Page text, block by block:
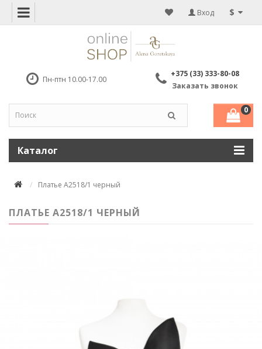
$
Вход
Пн-птн 10.00-17.00
+375 (33) 333-80-08
Заказать звонок
0
Каталог
Платье А2518/1 черный
ПЛАТЬЕ А2518/1 ЧЕРНЫЙ